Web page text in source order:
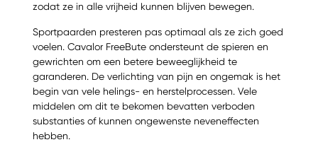
zodat ze in alle vrijheid kunnen blijven bewegen.
Sportpaarden presteren pas optimaal als ze zich goed
voelen. Cavalor FreeBute ondersteunt de spieren en
gewrichten om een betere beweeglijkheid te
garanderen. De verlichting van pijn en ongemak is het
begin van vele helings- en herstelprocessen. Vele
middelen om dit te bekomen bevatten verboden
substanties of kunnen ongewenste neveneffecten
hebben.